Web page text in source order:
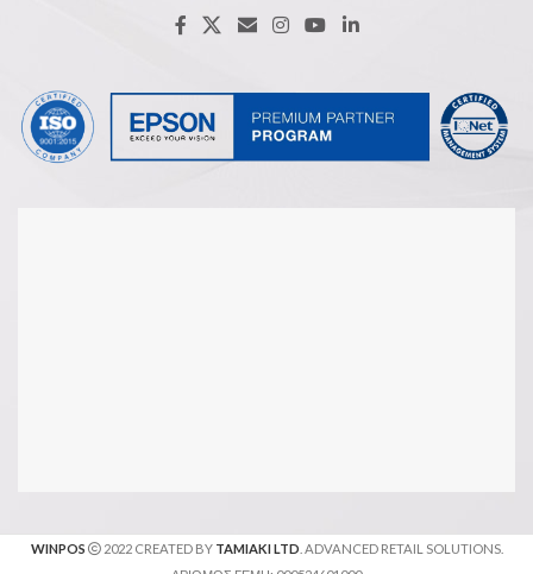
WINPOS 2022 CREATED BY TAMIAKI LTD . ADVANCED RETAIL SOLUTIONS.